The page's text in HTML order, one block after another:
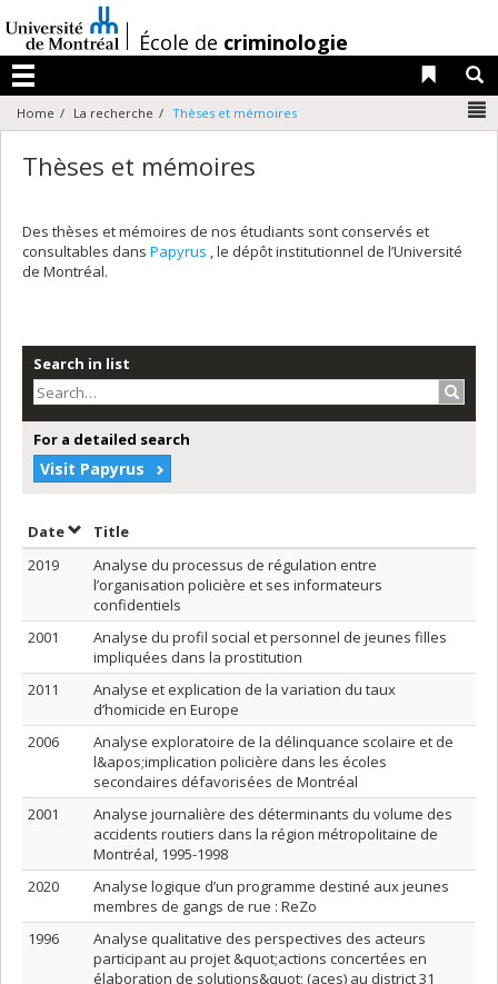
au
contenu
/École de criminologie
Menu
Liens
Home La recherche Thèses et mémoires
Thèses et mémoires
Des thèses et mémoires de nos étudiants sont conservés et
consultables dans Papyrus , le dépôt institutionnel de l’Université
de Montréal.
Search in list
For a detailed search
Visit Papyrus
DateSort by date in ascending order
Title
2019
Analyse du processus de régulation entre
l’organisation policière et ses informateurs
confidentiels
2001
Analyse du profil social et personnel de jeunes filles
impliquées dans la prostitution
2011
Analyse et explication de la variation du taux
d’homicide en Europe
2006
Analyse exploratoire de la délinquance scolaire et de
l&apos;implication policière dans les écoles
secondaires défavorisées de Montréal
2001
Analyse journalière des déterminants du volume des
accidents routiers dans la région métropolitaine de
Montréal, 1995-1998
2020
Analyse logique d’un programme destiné aux jeunes
membres de gangs de rue : ReZo
1996
Analyse qualitative des perspectives des acteurs
participant au projet &quot;actions concertées en
élaboration de solutions&quot; (aces) au district 31